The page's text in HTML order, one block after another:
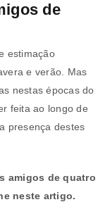
de
estimação
e verão. Mas
nestas épocas do
feita ao longo de
presença destes
amigos de quatro
neste artigo.